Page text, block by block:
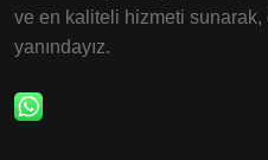
ve en kaliteli hizmeti
yanındayız.